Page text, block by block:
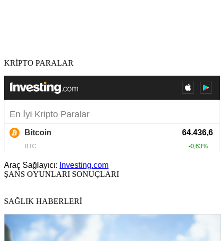
KRİPTO PARALAR
Araç Sağlayıcı: Investing.com
ŞANS OYUNLARI SONUÇLARI
SAĞLIK HABERLERİ